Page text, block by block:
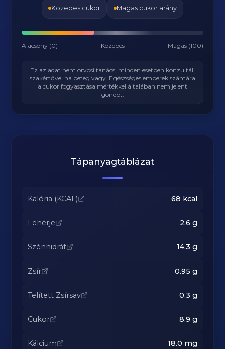
Közepes cukor Magas cukor arány
Alacsony (0) Közepes Magas (100)
Ez az adat nem orvosi tanács, minden esetben konzultálj
szakértővel ha beteg vagy. Egészséges emberek számára
a cukor fogyasztása mértékkel általában nem jelent
gondot.
Tápanyagtáblázat
Kalória (KCAL) 68 kcal
Fehérje 2.6 g
Szénhidrát 14.3 g
Zsír 0.95 g
Telített Zsírsav 0.3 g
Cukor 8.9 g
Kálcium 18.0 mg